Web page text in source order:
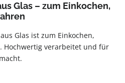
Glas – zum Einkochen,
Glas ist zum Einkochen,
Hochwertig verarbeitet und für